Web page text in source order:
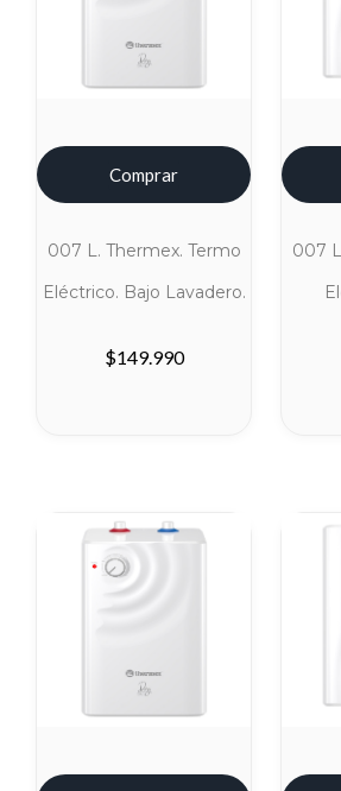
Comprar
007 L. Thermex. Termo
Eléctrico. Bajo Lavadero.
$149.990
007